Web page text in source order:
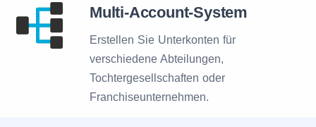
Multi-Account-System
Erstellen Sie Unterkonten für
verschiedene Abteilungen,
Tochtergesellschaften oder
Franchiseunternehmen.